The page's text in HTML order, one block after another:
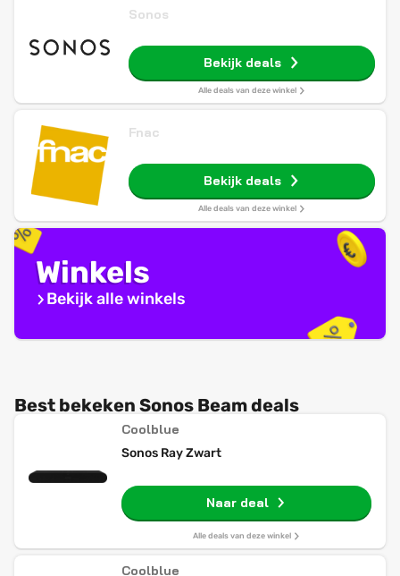
Sonos
Bekijk deals
Alle deals van deze winkel
Fnac
Bekijk deals
Alle deals van deze winkel
Winkels
Bekijk alle winkels
Best bekeken Sonos Beam deals
Coolblue
Sonos Ray Zwart
Naar deal
Alle deals van deze winkel
Coolblue